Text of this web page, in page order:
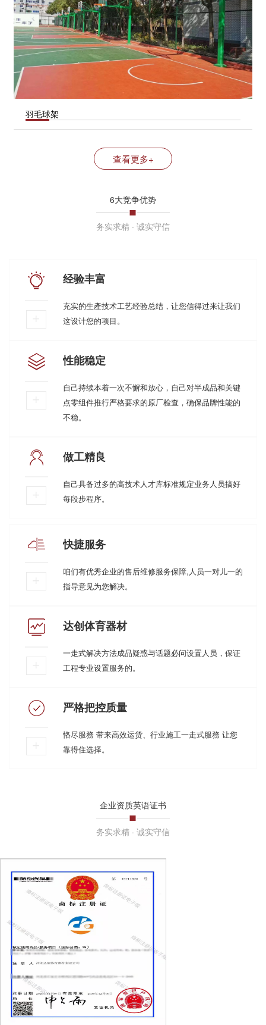
羽毛球架
查看更多+
6大竞争优势
务实求精 · 诚实守信
经验丰富
充实的生產技术工艺经验总结，让您信得过来让我们
这设计您的项目。
性能稳定
自己持续本着一次不懈和放心，自己对半成品和关键
点零组件推行严格要求的原厂检查，确保品牌性能的
不稳。
做工精良
自己具备过多的高技术人才库标准规定业务人员搞好
每段步程序。
快捷服务
咱们有优秀企业的售后维修服务保障,人员一对儿一的
指导意见为您解决。
达创体育器材
一走式解决方法成品疑惑与话题必问设置人员，保证
工程专业设置服务的。
严格把控质量
恪尽服務 带来高效运货、行业施工一走式服務 让您
靠得住选择。
企业资质英语证书
务实求精 · 诚实守信